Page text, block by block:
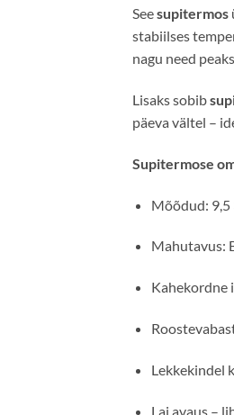
Seesupitermos
stabiilses
nagu need
Lisaks sobib
päeva vältel –
Supitermose
Mõõdud: 9,5
Mahutavus:
Kahekordne
Lekkekindel
Lai avaus –